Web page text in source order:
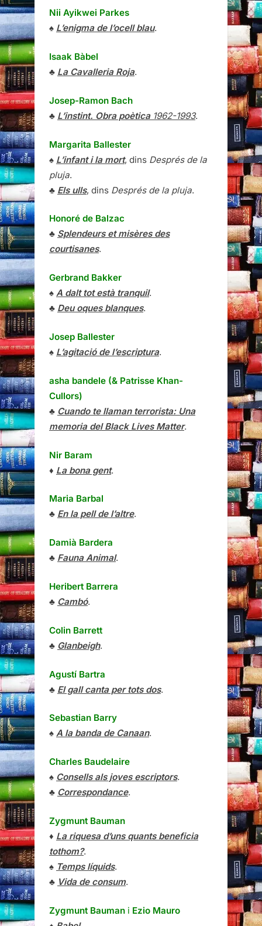
Nii Ayikwei Parkes
♠ L’enigma de l’ocell blau.
Isaak Bàbel
♣ La Cavalleria Roja.
Josep-Ramon Bach
♣ L’instint. Obra poètica1962-1993.
Margarita Ballester
♠ L’infant i la mort, dins Després de la
pluja.
♣ Els ulls, dins Després de la pluja.
Honoré de Balzac
♣ Splendeurs et misères des
courtisanes.
Gerbrand Bakker
♠ A dalt tot està tranquil.
♣ Deu oques blanques.
Josep Ballester
♠ L’agitació de l’escriptura.
asha bandele (& Patrisse Khan-
Cullors)
♣ Cuando te llaman terrorista: Una
memoria del Black Lives Matter.
Nir Baram
♦ La bona gent.
Maria Barbal
♣ En la pell de l’altre.
Damià Bardera
♣ Fauna Animal.
Heribert Barrera
♣ Cambó.
Colin Barrett
♣ Glanbeigh.
Agustí Bartra
♣ El gall canta per tots dos.
Sebastian Barry
♠ A la banda de Canaan.
Charles Baudelaire
♠ Consells als joves escriptors.
♣ Correspondance.
Zygmunt Bauman
♦ La riquesa d’uns quants beneficia
tothom?.
♠ Temps líquids.
♣ Vida de consum.
Zygmunt Bauman i Ezio Mauro